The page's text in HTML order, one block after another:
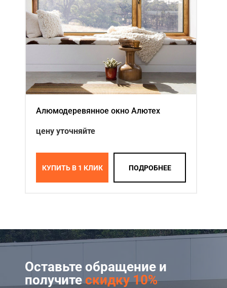
Акции
Примеры работ
Сервис
Контакты
Алюмодеревянное окно Алютех
цену уточняйте
КУПИТЬ В 1 КЛИК ПОДРОБНЕЕ
Оставьте обращение и
получитескидку 10%